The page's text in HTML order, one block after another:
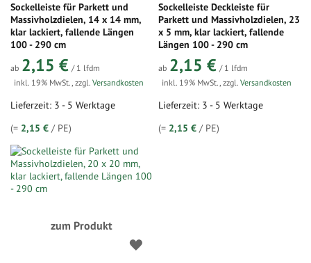
Sockelleiste für Parkett und
Massivholzdielen, 14 x 14 mm,
klar lackiert, fallende Längen
100 - 290 cm
ab 2,15 € / 1 lfdm
inkl. 19% MwSt., zzgl. Versandkosten
Lieferzeit: 3 - 5 Werktage
(= 2,15 € / PE)
Sockelleiste Deckleiste für
Parkett und Massivholzdielen, 23
x 5 mm, klar lackiert, fallende
Längen 100 - 290 cm
ab 2,15 € / 1 lfdm
inkl. 19% MwSt.,zzgl.Versandkosten
Lieferzeit: 3 - 5 Werktage
(= 2,15 € / PE)
zum Produkt